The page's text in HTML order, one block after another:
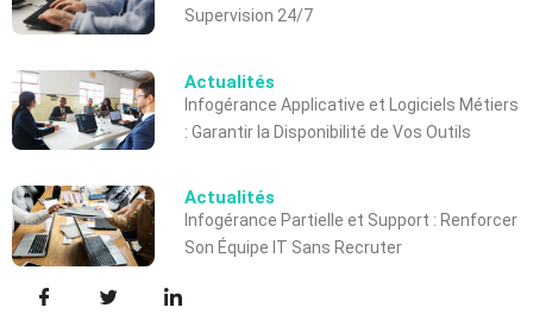
Supervision 24/7
Actualités
Infogérance Applicative et Logiciels Métiers
: Garantir la Disponibilité de Vos Outils
Actualités
Infogérance Partielle et Support : Renforcer
Son Équipe IT Sans Recruter